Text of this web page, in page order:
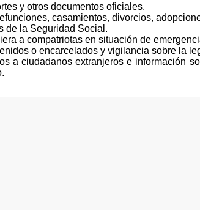
y otros documentos oficiales.
casamientos, divorcios,
de la Seguridad Social.
a compatriotas en situación de
o encarcelados y vigilancia sobre la
a ciudadanos extranjeros e información